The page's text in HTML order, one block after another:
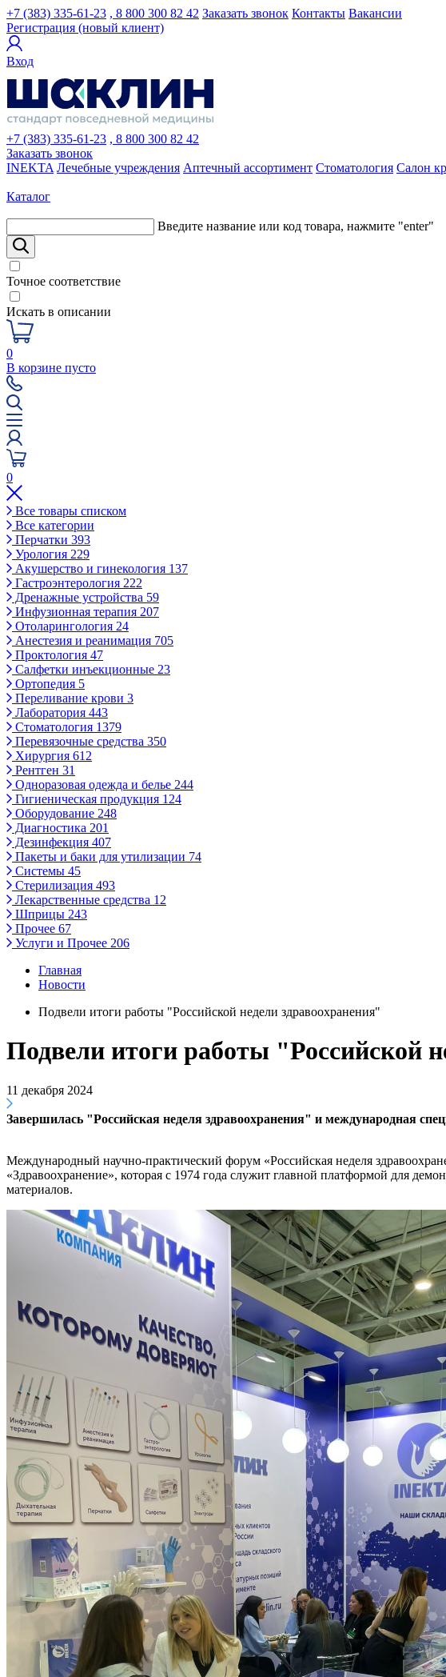
+7 (383) 335-61-23 , 8 800 300 82 42 Заказать звонок Контакты Вакансии
Регистрация (новый клиент)
Вход
+7 (383) 335-61-23 , 8 800 300 82 42
Заказать звонок
INEKTA Лечебные учреждения Аптечный ассортимент Стоматология Салон
Каталог
Введите название или код товара, нажмите "enter"
Точное соответствие
Искать в описании
0
В корзине пусто
0
Все товары списком
Все категории
Перчатки 393
Урология 229
Акушерство и гинекология 137
Гастроэнтерология 222
Дренажные устройства 59
Инфузионная терапия 207
Отоларингология 24
Анестезия и реанимация 705
Проктология 47
Салфетки инъекционные 23
Ортопедия 5
Переливание крови 3
Лаборатория 443
Стоматология 1379
Перевязочные средства 350
Хирургия 612
Рентген 31
Одноразовая одежда и белье 244
Гигиеническая продукция 124
Оборудование 248
Диагностика 201
Дезинфекция 407
Пакеты и баки для утилизации 74
Системы 45
Стерилизация 493
Лекарственные средства 12
Шприцы 243
Прочее 67
Услуги и Прочее 206
Главная
Новости
Подвели итоги работы "Российской недели здравоохранения"
Подвели итоги работы "Российской
11 декабря 2024
Завершилась "Российская неделя здравоохранения" и международная
Международный научно-практический форум «Российская неделя
«Здравоохранение», которая с 1974 года служит главной платформой для
материалов.